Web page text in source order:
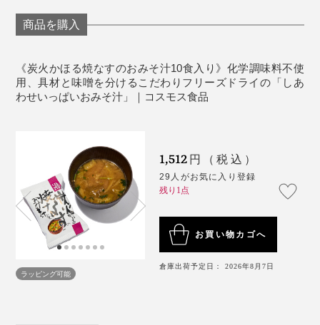
発してしまう」自然の力を応用。
本品は、味噌と具材を−30℃で凍結・真空状態に。気圧
を下げ、最低限の輻射熱で水分を昇華（※）させていま
す。
材と味噌が一緒になっているものと比べて、しょっぱさ
を感じません。素材の味と香り、そのもの。
含まれる塩分が他と比べて少ないわけではないのに、塩
味が優しいのです。
商品を購入
《炭火かほる焼なすのおみそ汁10食入り》化学調味料不使
用、具材と味噌を分けるこだわりフリーズドライの「しあ
わせいっぱいおみそ汁」｜コスモス食品
ラッピング可能
1,512 円（税込）
29人がお気に入り登録
残り1点
お買い物カゴへ
倉庫出荷予定日： 2026年8月7日